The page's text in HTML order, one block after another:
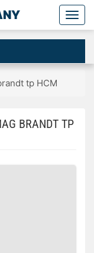
tp HCM
BRANDT TP